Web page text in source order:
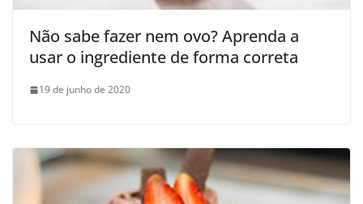
Não sabe fazer nem ovo? Aprenda a
usar o ingrediente de forma correta
19 de junho de 2020